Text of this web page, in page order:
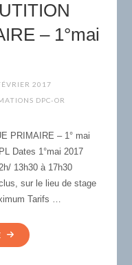
– 1°mai
2017
DPC-OR
PRIMAIRE – 1° mai
Dates 1°mai 2017
13h30 à 17h30
sur le lieu de stage
Tarifs …
"F1